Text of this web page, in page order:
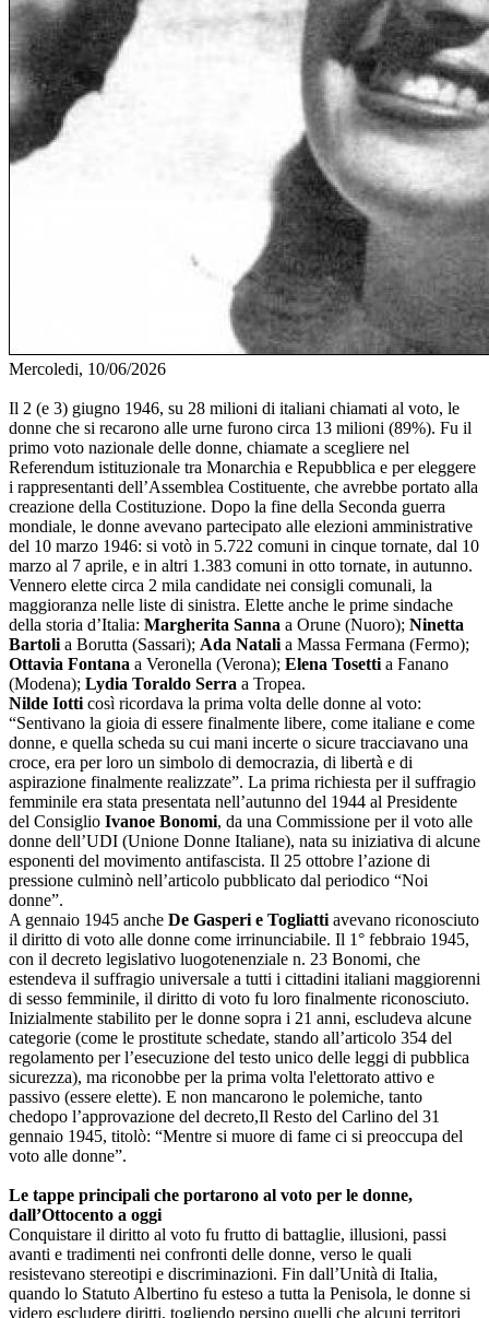
Mercoledi, 10/06/2026
Il 2 (e 3) giugno 1946, su 28 milioni di italiani chiamati al voto, le
donne che si recarono alle urne furono circa 13 milioni (89%). Fu il
primo voto nazionale delle donne, chiamate a scegliere nel
Referendum istituzionale tra Monarchia e Repubblica e per eleggere
i rappresentanti dell’Assemblea Costituente, che avrebbe portato alla
creazione della Costituzione. Dopo la fine della Seconda guerra
mondiale, le donne avevano partecipato alle elezioni amministrative
del 10 marzo 1946: si votò in 5.722 comuni in cinque tornate, dal 10
marzo al 7 aprile, e in altri 1.383 comuni in otto tornate, in autunno.
Vennero elette circa 2 mila candidate nei consigli comunali, la
maggioranza nelle liste di sinistra. Elette anche le prime sindache
della storia d’Italia: Margherita Sanna a Orune (Nuoro); Ninetta
Bartolia Borutta (Sassari); Ada Natalia Massa Fermana (Fermo);
Ottavia Fontana a Veronella (Verona); Elena Tosettia Fanano
(Modena); Lydia Toraldo Serra a Tropea.
Nilde Iotticosì ricordava la prima volta delle donne al voto:
“Sentivano la gioia di essere finalmente libere, come italiane e come
donne, e quella scheda su cui mani incerte o sicure tracciavano una
croce, era per loro un simbolo di democrazia, di libertà e di
aspirazione finalmente realizzate”. La prima richiesta per il suffragio
femminile era stata presentata nell’autunno del 1944 al Presidente
del Consiglio Ivanoe Bonomi, da una Commissione per il voto alle
donne dell’UDI (Unione Donne Italiane), nata su iniziativa di alcune
esponenti del movimento antifascista. Il 25 ottobre l’azione di
pressione culminò nell’articolo pubblicato dal periodico “Noi
donne”.
A gennaio 1945 anche De Gasperi e Togliattiavevano riconosciuto
il diritto di voto alle donne come irrinunciabile. Il 1° febbraio 1945,
con il decreto legislativo luogotenenziale n. 23 Bonomi, che
estendeva il suffragio universale a tutti i cittadini italiani maggiorenni
di sesso femminile, il diritto di voto fu loro finalmente riconosciuto.
Inizialmente stabilito per le donne sopra i 21 anni, escludeva alcune
categorie (come le prostitute schedate, stando all’articolo 354 del
regolamento per l’esecuzione del testo unico delle leggi di pubblica
sicurezza), ma riconobbe per la prima volta l'elettorato attivo e
passivo (essere elette). E non mancarono le polemiche, tanto
chedopo l’approvazione del decreto,Il Resto del Carlino del 31
gennaio 1945, titolò: “Mentre si muore di fame ci si preoccupa del
voto alle donne”.
Le tappe principali che portarono al voto per le donne,
dall’Ottocento a oggi
Conquistare il diritto al voto fu frutto di battaglie, illusioni, passi
avanti e tradimenti nei confronti delle donne, verso le quali
resistevano stereotipi e discriminazioni. Fin dall’Unità di Italia,
quando lo Statuto Albertino fu esteso a tutta la Penisola, le donne si
videro escludere diritti, togliendo persino quelli che alcuni territori